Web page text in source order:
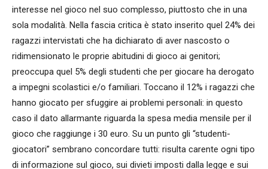
interesse nel gioco nel suo complesso, piuttosto che in una
sola modalità. Nella fascia critica è stato inserito quel 24% dei
ragazzi intervistati che ha dichiarato di aver nascosto o
ridimensionato le proprie abitudini di gioco ai genitori;
preoccupa quel 5% degli studenti che per giocare ha derogato
a impegni scolastici e/o familiari. Toccano il 12% i ragazzi che
hanno giocato per sfuggire ai problemi personali: in questo
caso il dato allarmante riguarda la spesa media mensile per il
gioco che raggiunge i 30 euro. Su un punto gli “studenti-
giocatori” sembrano concordare tutti: risulta carente ogni tipo
di informazione sul gioco, sui divieti imposti dalla legge e sui